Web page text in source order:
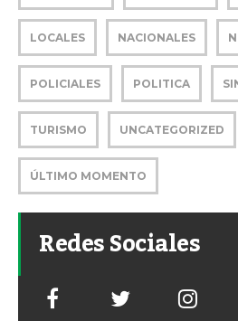
LOCALES NACIONALES
POLICIALES POLITICA
TURISMO UNCATEGORIZED
ÚLTIMO MOMENTO
Redes Sociales